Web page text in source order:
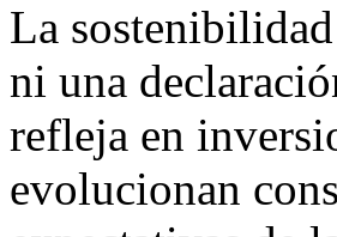
La
ni una
refleja en
evolucionan